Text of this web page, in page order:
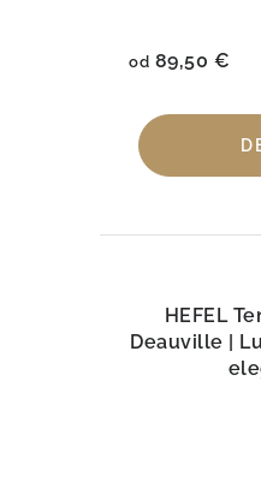
od 89,50 €
HEFEL
Deauville |